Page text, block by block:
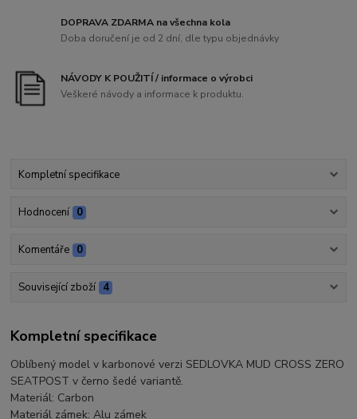
DOPRAVA ZDARMA na všechna kola
Doba doručení je od 2 dní, dle typu objednávky
NÁVODY K POUŽITÍ / informace o výrobci
Veškeré návody a informace k produktu.
Kompletní specifikace
Hodnocení 0
Komentáře 0
Související zboží 4
Kompletní specifikace
Oblíbený model v karbonové verzi SEDLOVKA MUD CROSS ZERO
SEATPOST v černo šedé variantě.
Materiál: Carbon
Materiál zámek: Alu zámek